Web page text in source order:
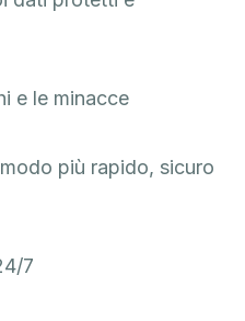
e le minacce
più rapido, sicuro
7